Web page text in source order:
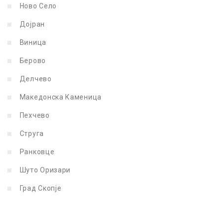
Ново Село
Дојран
Виница
Берово
Делчево
Македонска Каменица
Пехчево
Струга
Ранковце
Шуто Оризари
Град Скопје